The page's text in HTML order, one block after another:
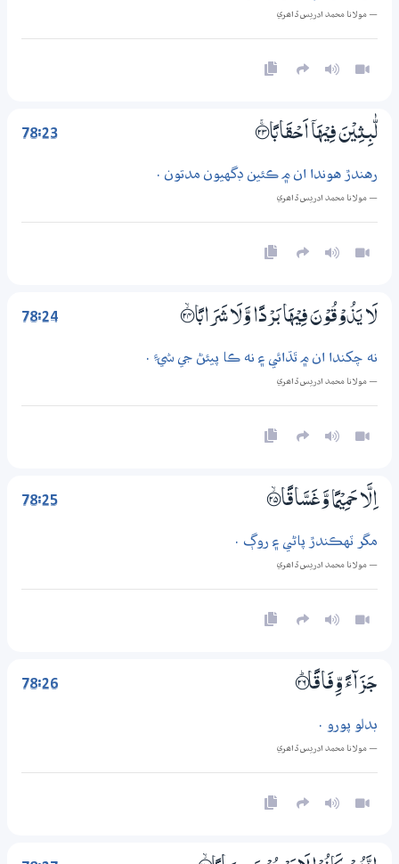
— مولانا محمد ادريس ڏاھري
78:23 لّٰبِثِيْنَ فِيْهَآ اَحْقَابًا ؀ۚ23
رهندڙ هوندا ان ۾ ڪئين ڊگهيون مدتون .
— مولانا محمد ادريس ڏاھري
78:24 لَا يَذُوْقُوْنَ فِيْهَا بَرْدًا وَّلَا شَرَابًا ؀ۙ24
نه چکندا ان ۾ ٿڌائي ۽ نه ڪا پيئڻ جي شيءِ .
— مولانا محمد ادريس ڏاھري
78:25 اِلَّا حَمِيْمًا وَّغَسَّاقًا ؀ۙ25
مگر ٽهڪندڙ پاڻي ۽ روڳ .
— مولانا محمد ادريس ڏاھري
78:26 جَزَاۗءً وِّفَاقًا ؀ۭ26
بدلو پورو .
— مولانا محمد ادريس ڏاھري